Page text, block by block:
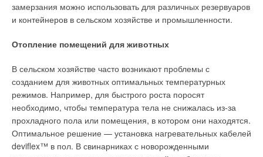
замерзания можно использовать для различных резервуаров
и контейнеров в сельском хозяйстве и промышленности.
Отопление помещений для животных
В сельском хозяйстве часто возникают проблемы с
созданием для животных оптимальных температурных
режимов. Например, для быстрого роста поросят
необходимо, чтобы температура тела не снижалась из-за
прохладного пола или помещения, в котором они находятся.
Оптимальное решение — установка нагревательных кабелей
deviflex™ в пол. В свинарниках с новорожденными